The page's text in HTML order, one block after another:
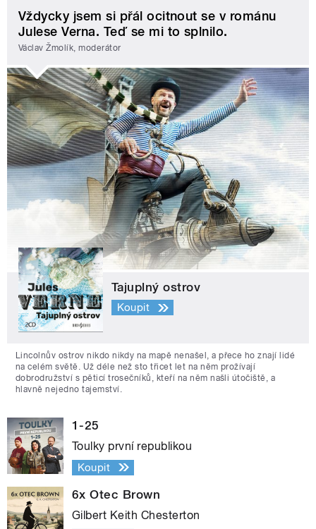
Vždycky jsem si přál ocitnout se v románu
Julese Verna. Teď se mi to splnilo.
Václav Žmolík, moderátor
Tajuplný ostrov
Koupit
Lincolnův ostrov nikdo nikdy na mapě nenašel, a přece ho znají lidé
na celém světě. Už déle než sto třicet let na něm prožívají
dobrodružství s pěticí trosečníků, kteří na něm našli útočiště, a
hlavně nejedno tajemství.
1-25
Toulky první republikou
Koupit
6x Otec Brown
Gilbert Keith Chesterton